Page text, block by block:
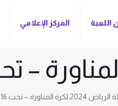
اللعبة المركز الإعلامي
لكرة المناورة – تحت 16 سنة